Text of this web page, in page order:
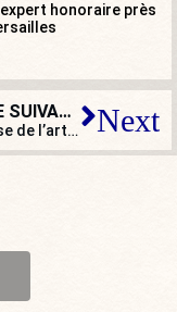
honoraire près
ARTICLE SUIVANT
Apothéose de l’art : la banane à 120.000 dollars dévorée en pleine foire Next